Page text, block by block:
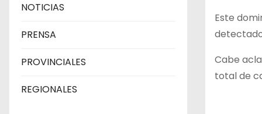
NOTICIAS
PRENSA
PROVINCIALES
REGIONALES
Este
Cabe
total de